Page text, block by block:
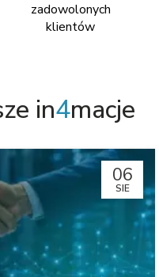
zadowolonych
klientów
in4macje
06
SIE